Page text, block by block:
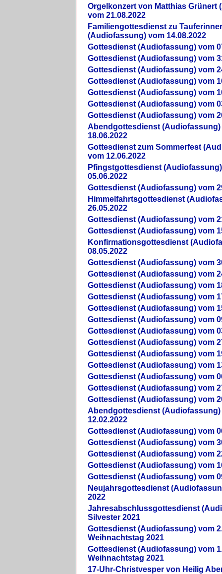
Orgelkonzert von Matthias Grünert
vom 21.08.2022
Familiengottesdienst zu
(Audiofassung) vom 14.08.2022
Gottesdienst (Audiofassung) vom
Gottesdienst (Audiofassung) vom
Gottesdienst (Audiofassung) vom
Gottesdienst (Audiofassung) vom
Gottesdienst (Audiofassung) vom
Gottesdienst (Audiofassung) vom
Gottesdienst (Audiofassung) vom
Abendgottesdienst (Audiofassung)
18.06.2022
Gottesdienst zum Sommerfest
vom 12.06.2022
Pfingstgottesdienst
05.06.2022
Gottesdienst (Audiofassung) vom
Himmelfahrtsgottesdienst
26.05.2022
Gottesdienst (Audiofassung) vom
Gottesdienst (Audiofassung) vom
Konfirmationsgottesdienst
08.05.2022
Gottesdienst (Audiofassung) vom
Gottesdienst (Audiofassung) vom
Gottesdienst (Audiofassung) vom
Gottesdienst (Audiofassung) vom
Gottesdienst (Audiofassung) vom
Gottesdienst (Audiofassung) vom
Gottesdienst (Audiofassung) vom
Gottesdienst (Audiofassung) vom
Gottesdienst (Audiofassung) vom
Gottesdienst (Audiofassung) vom
Gottesdienst (Audiofassung) vom
Gottesdienst (Audiofassung) vom
Gottesdienst (Audiofassung) vom
Abendgottesdienst (Audiofassung)
12.02.2022
Gottesdienst (Audiofassung) vom
Gottesdienst (Audiofassung) vom
Gottesdienst (Audiofassung) vom
Gottesdienst (Audiofassung) vom
Gottesdienst (Audiofassung) vom
Neujahrsgottesdienst
2022
Jahresabschlussgottesdienst
Silvester 2021
Gottesdienst (Audiofassung) vom
Weihnachtstag 2021
Gottesdienst (Audiofassung) vom
Weihnachtstag 2021
17-Uhr-Christvesper von Heilig